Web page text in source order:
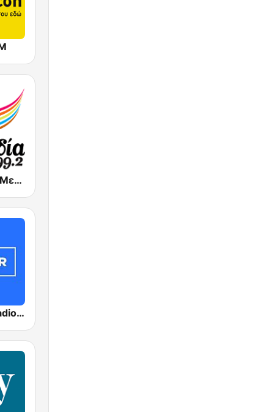
Melodia FM (Μελωδία 99.2)
ΣΚΑΪ (Skai Radio 100.3)